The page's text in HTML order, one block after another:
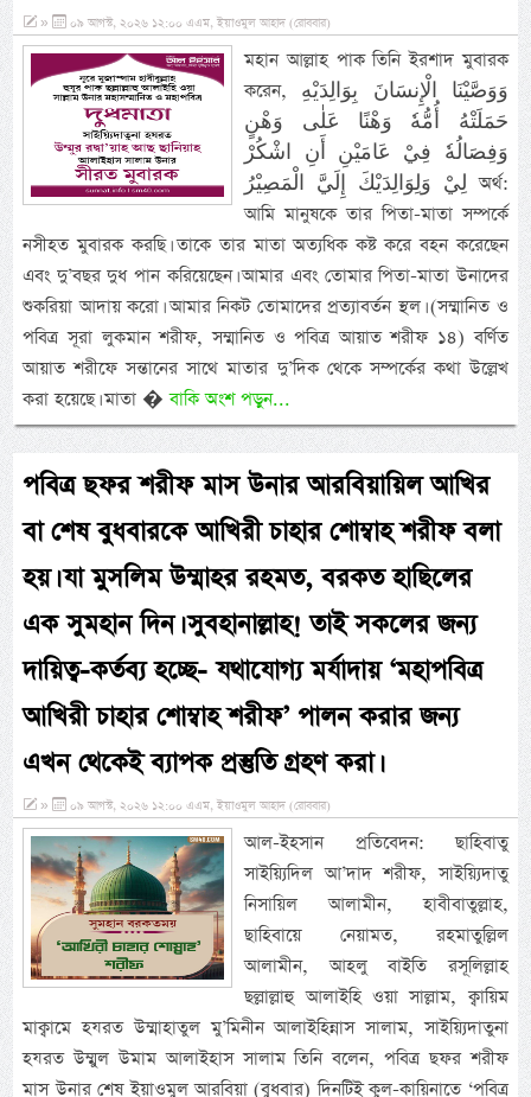
» ০৯ আগস্ট, ২০২৬ ১২:০০ এএম, ইয়াওমুল আহাদ (রোববার)
মহান আল্লাহ পাক তিনি ইরশাদ মুবারক
করেন, وَوَصَّيْنَا الْإِنسَانَ بِوَالِدَيْهِ
حَمَلَتْهُ أُمُّهٗ وَهْنًا عَلٰى وَهْنٍ
وَفِصَالُهٗ فِيْ عَامَيْنِ أَنِ اشْكُرْ
لِيْ وَلِوَالِدَيْكَ إِلَيَّ الْمَصِيْرُ অর্থ:
আমি মানুষকে তার পিতা-মাতা সম্পর্কে
নসীহত মুবারক করছি। তাকে তার মাতা অত্যধিক কষ্ট করে বহন করেছেন
এবং দু’বছর দুধ পান করিয়েছেন। আমার এবং তোমার পিতা-মাতা উনাদের
শুকরিয়া আদায় করো। আমার নিকট তোমাদের প্রত্যাবর্তন স্থল। (সম্মানিত ও
পবিত্র সূরা লুকমান শরীফ, সম্মানিত ও পবিত্র আয়াত শরীফ ১৪) বর্ণিত
আয়াত শরীফে সন্তানের সাথে মাতার দু’দিক থেকে সম্পর্কের কথা উল্লেখ
করা হয়েছে। মাতা �বাকি অংশ পড়ুন...
পবিত্র ছফর শরীফ মাস উনার আরবিয়ায়িল আখির
বা শেষ বুধবারকে আখিরী চাহার শোম্বাহ শরীফ বলা
হয়। যা মুসলিম উম্মাহর রহমত, বরকত হাছিলের
এক সুমহান দিন। সুবহানাল্লাহ! তাই সকলের জন্য
দায়িত্ব-কর্তব্য হচ্ছে- যথাযোগ্য মর্যাদায় ‘মহাপবিত্র
আখিরী চাহার শোম্বাহ শরীফ’ পালন করার জন্য
এখন থেকেই ব্যাপক প্রস্তুতি গ্রহণ করা।
» ০৯ আগস্ট, ২০২৬ ১২:০০ এএম, ইয়াওমুল আহাদ (রোববার)
আল-ইহসান প্রতিবেদন: ছাহিবাতু
সাইয়্যিদিল আ’দাদ শরীফ, সাইয়্যিদাতু
নিসায়িল আলামীন, হাবীবাতুল্লাহ,
ছাহিবায়ে নেয়ামত, রহমাতুল্লিল
আলামীন, আহলু বাইতি রসূলিল্লাহ
ছল্লাল্লাহু আলাইহি ওয়া সাল্লাম, ক্বায়িম
মাক্বামে হযরত উম্মাহাতুল মু’মিনীন আলাইহিন্নাস সালাম, সাইয়্যিদাতুনা
হযরত উম্মুল উমাম আলাইহাস সালাম তিনি বলেন, পবিত্র ছফর শরীফ
মাস উনার শেষ ইয়াওমুল আরবিয়া (বুধবার) দিনটিই কুল-কায়িনাতে ‘পবিত্র